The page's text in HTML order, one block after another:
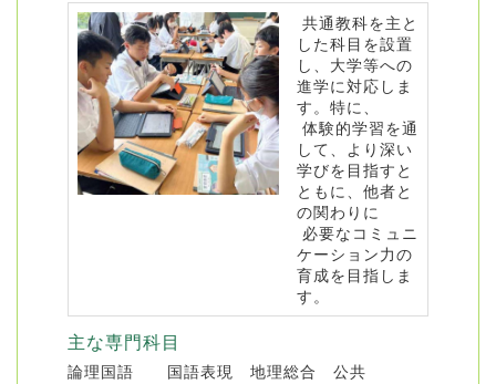
共通教科を主と
した科目を設置
し、大学等への
進学に対応しま
す。特に、
体験的学習を通
して、より深い
学びを目指すと
ともに、他者と
の関わりに
必要なコミュニ
ケーション力の
育成を目指しま
す。
主な専門科目
論理国語 国語表現 地理総合 公共